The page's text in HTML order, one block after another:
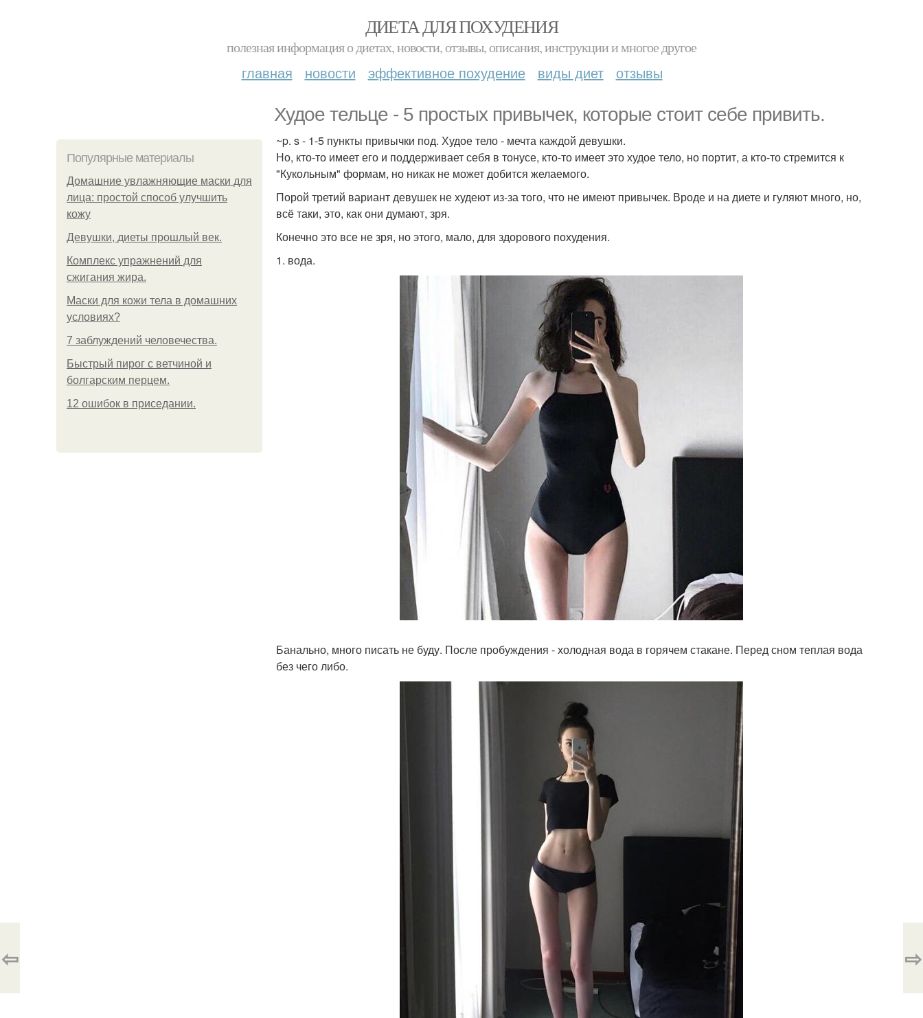
ДИЕТА ДЛЯ ПОХУДЕНИЯ
полезная информация о диетах, новости, отзывы, описания, инструкции и многое другое
главная новости эффективное похудение виды диет отзывы
Худое тельце - 5 простых привычек, которые стоит себе привить.
Популярные материалы
Домашние увлажняющие маски для
лица: простой способ улучшить
кожу
Девушки, диеты прошлый век.
Комплекс упражнений для
сжигания жира.
Маски для кожи тела в домашних
условиях?
7 заблуждений человечества.
Быстрый пирог с ветчиной и
болгарским перцем.
12 ошибок в приседании.
~p. s - 1-5 пункты привычки под. Худое тело - мечта каждой девушки.
Но, кто-то имеет его и поддерживает себя в тонусе, кто-то имеет это худое тело, но портит, а кто-то стремится к
"Кукольным" формам, но никак не может добится желаемого.
Порой третий вариант девушек не худеют из-за того, что не имеют привычек. Вроде и на диете и гуляют много, но,
всё таки, это, как они думают, зря.
Конечно это все не зря, но этого, мало, для здорового похудения.
1. вода.
Банально, много писать не буду. После пробуждения - холодная вода в горячем стакане. Перед сном теплая вода
без чего либо.
⇦ ⇨